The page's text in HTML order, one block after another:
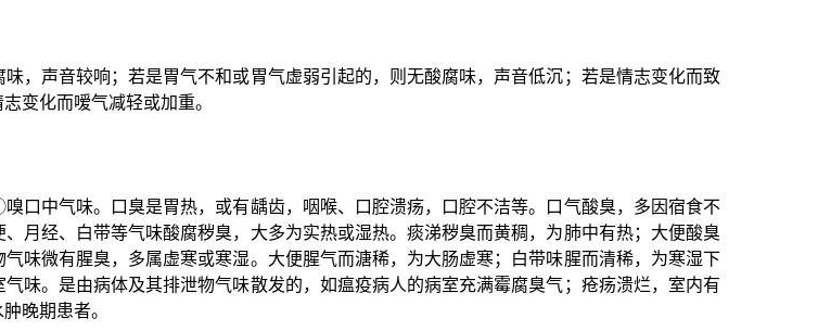
，声音较响；若是胃气不和或胃气虚弱引起的，则无酸腐味，声音低沉；若是情志变化而致
变化而嗳气减轻或加重。
口中气味。口臭是胃热，或有龋齿，咽喉、口腔溃疡，口腔不洁等。口气酸臭，多因宿食不
月经、白带等气味酸腐秽臭，大多为实热或湿热。痰涕秽臭而黄稠，为肺中有热；大便酸臭
味微有腥臭，多属虚寒或寒湿。大便腥气而溏稀，为大肠虚寒；白带味腥而清稀，为寒湿下
味。是由病体及其排泄物气味散发的，如瘟疫病人的病室充满霉腐臭气；疮疡溃烂，室内有
晚期患者。